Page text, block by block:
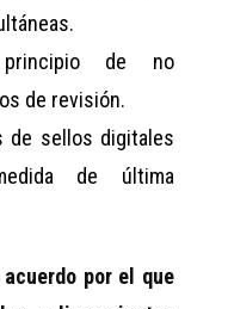
de no
de revisión.
de sellos digitales
de última
acuerdo por el que